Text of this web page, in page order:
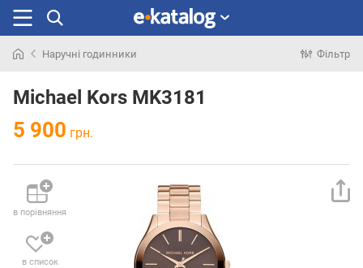
раніше
Наручні годинники Фільтр
Michael Kors MK3181
5 900 грн.
в порівняння
в список